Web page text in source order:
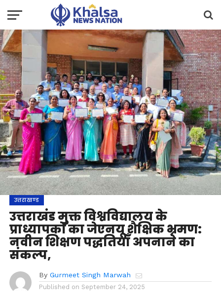
उत्तराखण्ड
उत्तराखंड मुक्त विश्वविद्यालय के
प्राध्यापकों का जेएनयू शैक्षिक भ्रमण:
नवीन शिक्षण पद्धतियाँ अपनाने का
संकल्प,
By Gurmeet Singh Marwah
Published on September 24, 2025